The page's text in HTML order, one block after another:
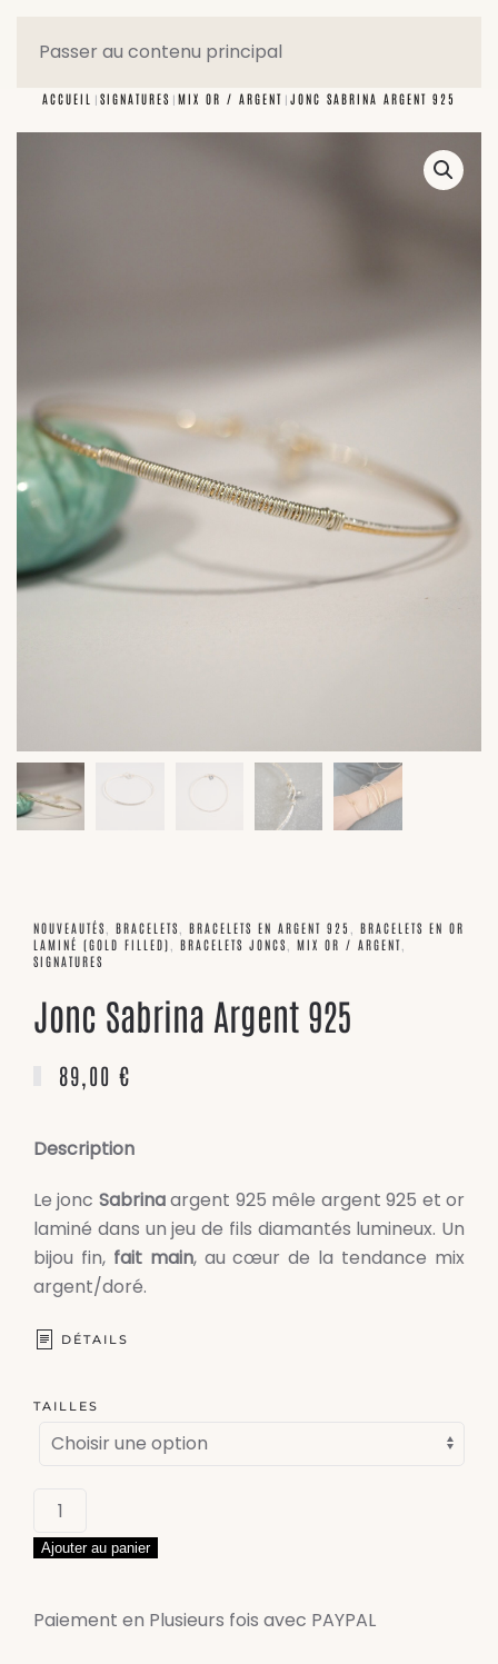
Passer au contenu principal
ACCUEIL SIGNATURES MIX OR / ARGENT JONC SABRINA ARGENT 925
NOUVEAUTÉS BRACELETS BRACELETS EN ARGENT 925
BRACELETS EN OR
LAMINÉ (GOLD FILLED)
BRACELETS JONCS MIX OR / ARGENT
SIGNATURES
Jonc Sabrina Argent 925
89,00 €
Description
Le jonc Sabrinaargent 925 mêle argent 925 et or
laminé dans un jeu de fils diamantés lumineux. Un
bijou fin, fait main, au cœur de la tendance mix
argent/doré.
DÉTAILS
TAILLES
quantité
Jonc
Argent
Ajouter au panier
Paiement en Plusieurs fois avec PAYPAL